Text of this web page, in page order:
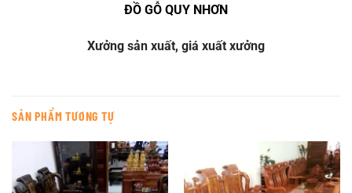
ĐỒ GỖ QUY NHƠN
Xưởng sản xuất, giá xuất xưởng
SẢN PHẨM TƯƠNG TỰ